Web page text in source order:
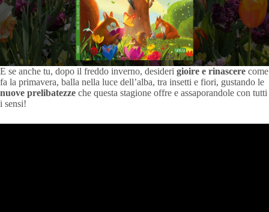
E se anche tu, dopo il freddo inverno, desideri gioire e rinascere come
fa la primavera, balla nella luce dell’alba, tra insetti e fiori, gustando le
nuove prelibatezze che questa stagione offre e assaporandole con tutti
i sensi!